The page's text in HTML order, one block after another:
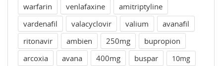
warfarin
venlafaxine
amitriptyline
vardenafil
valacyclovir valium
avanafil
ritonavir
ambien 250mg
bupropion
arcoxia
avana 400mg buspar
10mg